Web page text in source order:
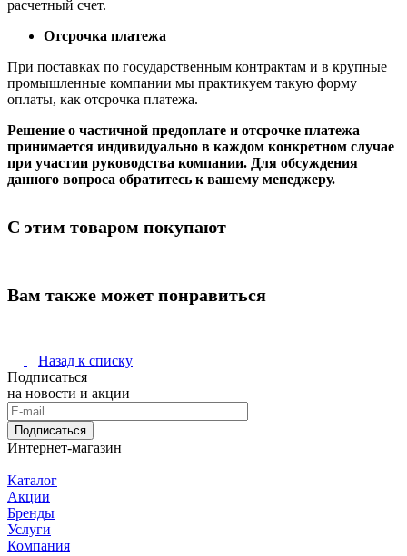
расчетный счет.
Отсрочка платежа
При поставках по государственным контрактам и в крупные
промышленные компании мы практикуем такую форму
оплаты, как отсрочка платежа.
Решение о частичной предоплате и отсрочке платежа
принимается индивидуально в каждом конкретном случае
при участии руководства компании. Для обсуждения
данного вопроса обратитесь к вашему менеджеру.
С этим товаром покупают
Вам также может понравиться
Назад к списку
Подписаться
на новости и акции
Подписаться
Интернет-магазин
Каталог
Акции
Бренды
Услуги
Компания